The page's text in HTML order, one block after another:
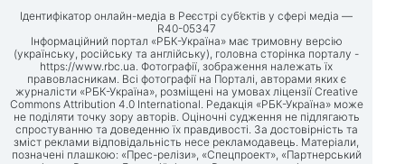
Ідентифікатор онлайн-медіа в Реєстрі суб’єктів у сфері медіа —
R40-05347
Інформаційний портал «РБК-Україна» має тримовну версію
(українську, російську та англійську), головна сторінка порталу -
https://www.rbc.ua. Фотографії, зображення належать їх
правовласникам. Всі фотографії на Порталі, авторами яких є
журналісти «РБК-Україна», розміщені на умовах ліцензії Creative
Commons Attribution 4.0 International. Редакція «РБК-Україна» може
не поділяти точку зору авторів. Оціночні судження не підлягають
спростуванню та доведенню їх правдивості. За достовірність та
зміст реклами відповідальність несе рекламодавець. Матеріали,
позначені плашкою: «Прес-релізи», «Спецпроект», «Партнерський